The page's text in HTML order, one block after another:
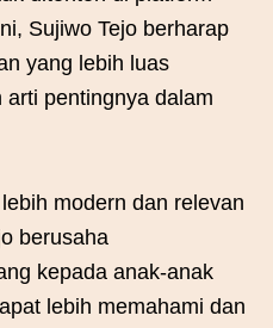
Sujiwo Tejo berharap
yang lebih luas
pentingnya dalam
modern dan relevan
berusaha
kepada anak-anak
lebih memahami dan